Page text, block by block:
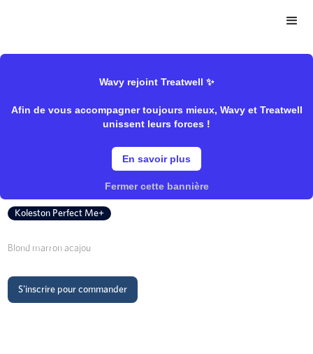
Wavy rejoint Treatwell ✨
Afin de vous accompagner toujours mieux, Wavy et Treatwell
unissent leurs forces !
En savoir plus
Fermer cette bannière
7/75 Blond Marron Acajou
Koleston Perfect Me+
Blond marron acajou
S'inscrire pour commander